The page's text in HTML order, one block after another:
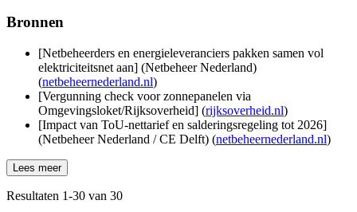
Bronnen
[Netbeheerders en energieleveranciers pakken samen vol
elektriciteitsnet aan] (Netbeheer Nederland)
(netbeheernederland.nl)
[Vergunning check voor zonnepanelen via
Omgevingsloket/Rijksoverheid] (rijksoverheid.nl)
[Impact van ToU-nettarief en salderingsregeling tot 2026]
(Netbeheer Nederland / CE Delft) (netbeheernederland.nl)
Lees meer
Resultaten 1-30 van 30